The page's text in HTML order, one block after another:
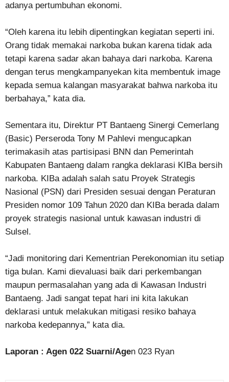
adanya pertumbuhan ekonomi.
“Oleh karena itu lebih dipentingkan kegiatan seperti ini.
Orang tidak memakai narkoba bukan karena tidak ada
tetapi karena sadar akan bahaya dari narkoba. Karena
dengan terus mengkampanyekan kita membentuk image
kepada semua kalangan masyarakat bahwa narkoba itu
berbahaya,” kata dia.
Sementara itu, Direktur PT Bantaeng Sinergi Cemerlang
(Basic) Perseroda Tony M Pahlevi mengucapkan
terimakasih atas partisipasi BNN dan Pemerintah
Kabupaten Bantaeng dalam rangka deklarasi KIBa bersih
narkoba. KIBa adalah salah satu Proyek Strategis
Nasional (PSN) dari Presiden sesuai dengan Peraturan
Presiden nomor 109 Tahun 2020 dan KIBa berada dalam
proyek strategis nasional untuk kawasan industri di
Sulsel.
“Jadi monitoring dari Kementrian Perekonomian itu setiap
tiga bulan. Kami dievaluasi baik dari perkembangan
maupun permasalahan yang ada di Kawasan Industri
Bantaeng. Jadi sangat tepat hari ini kita lakukan
deklarasi untuk melakukan mitigasi resiko bahaya
narkoba kedepannya,” kata dia.
Laporan : Agen 022 Suarni/Agen 023 Ryan